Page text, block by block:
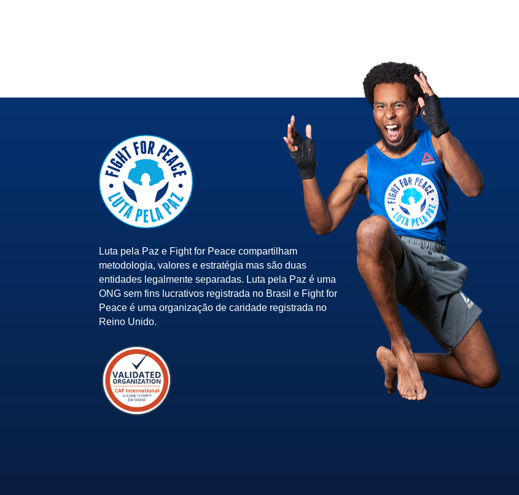
Luta pela Paz e Fight for Peace compartilham
metodologia, valores e estratégia mas são duas
entidades legalmente separadas. Luta pela Paz é uma
ONG sem fins lucrativos registrada no Brasil e Fight for
Peace é uma organização de caridade registrada no
Reino Unido.